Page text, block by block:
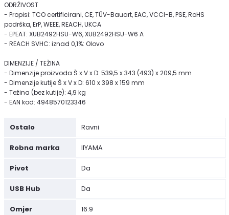
ODRŽIVOST
- Propisi: TCO certificirani, CE, TÜV-Bauart, EAC, VCCI-B, PSE, RoHS
podrška, ErP, WEEE, REACH, UKCA
- EPEAT: XUB2492HSU-W6, XUB2492HSU-W6 A
- REACH SVHC: iznad 0,1%: Olovo
DIMENZIJE / TEŽINA
- Dimenzije proizvoda Š x V x D: 539,5 x 343 (493) x 209,5 mm
- Dimenzije kutije Š x V x D: 610 x 398 x 159 mm
- Težina (bez kutije): 4,9 kg
- EAN kod: 4948570123346
Ostalo Ravni
Robna marka IIYAMA
Pivot Da
USB Hub Da
Omjer 16:9